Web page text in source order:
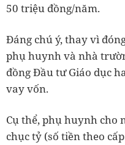
50 triệu đồng/năm.
Đáng chú ý, thay vì
phụ huynh và nhà
đồng Đầu tư Giáo dục
vay vốn.
Cụ thể, phụ huynh cho
chục tỷ (số tiền theo